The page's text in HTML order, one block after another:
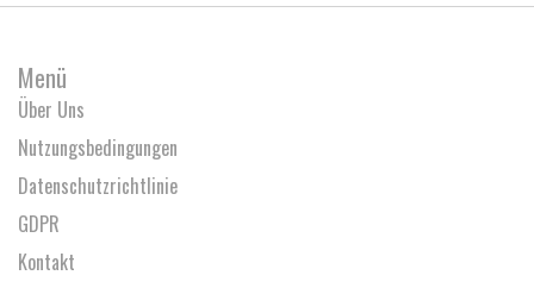
Menü
Über Uns
Nutzungsbedingungen
Datenschutzrichtlinie
GDPR
Kontakt